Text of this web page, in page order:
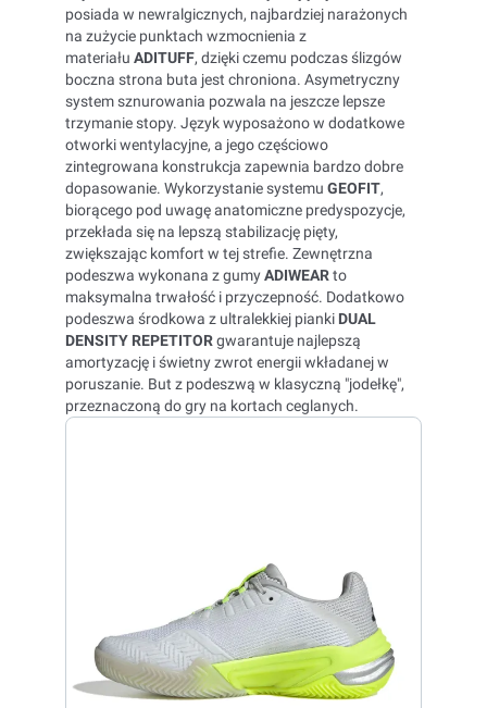
posiada w newralgicznych, najbardziej narażonych
na zużycie punktach wzmocnienia z
materiału ADITUFF, dzięki czemu podczas ślizgów
boczna strona buta jest chroniona. Asymetryczny
system sznurowania pozwala na jeszcze lepsze
trzymanie stopy. Język wyposażono w dodatkowe
otworki wentylacyjne, a jego częściowo
zintegrowana konstrukcja zapewnia bardzo dobre
dopasowanie. Wykorzystanie systemu GEOFIT,
biorącego pod uwagę anatomiczne predyspozycje,
przekłada się na lepszą stabilizację pięty,
zwiększając komfort w tej strefie. Zewnętrzna
podeszwa wykonana z gumyADIWEARto
maksymalna trwałość i przyczepność. Dodatkowo
podeszwa środkowa z ultralekkiej pianki DUAL
DENSITY REPETITORgwarantuje najlepszą
amortyzację i świetny zwrot energii wkładanej w
poruszanie. But z podeszwą w klasyczną "jodełkę",
przeznaczoną do gry na kortach ceglanych.